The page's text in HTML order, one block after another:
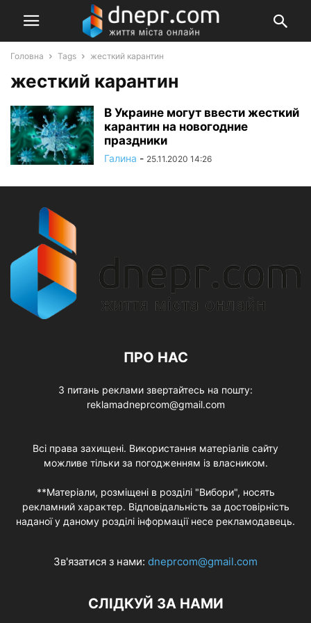
Головна Tags жесткий карантин
жесткий карантин
В Украине могут ввести жесткий
карантин на новогодние
праздники
Галина - 25.11.2020 14:26
ПРО НАС
З питань реклами звертайтесь на пошту:
reklamadneprcom@gmail.com
Всі права захищені. Використання матеріалів сайту
можливе тільки за погодженням із власником.
**Матеріали, розміщені в розділі "Вибори", носять
рекламний характер. Відповідальність за достовірність
наданої у даному розділі інформації несе рекламодавець.
Зв'язатися з нами: dneprcom@gmail.com
СЛІДКУЙ ЗА НАМИ